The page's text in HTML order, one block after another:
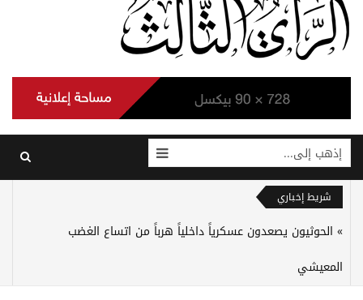
إذهب إلى...
شريط إخباري
الحوثيون يصعدون عسكرياً داخلياً هرباً من اتساع الغضب
المعيشي